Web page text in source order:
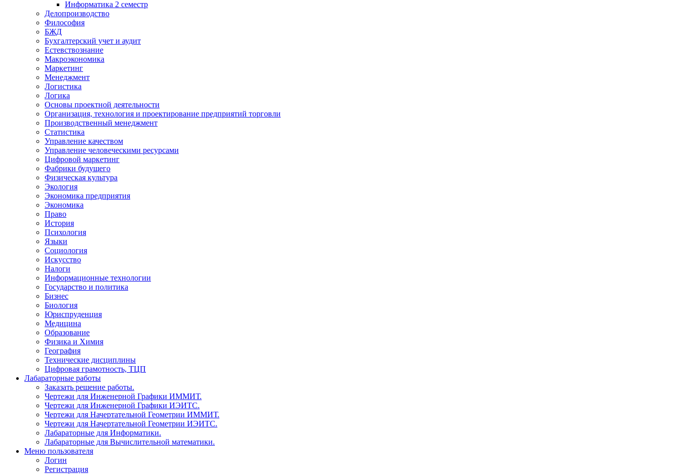
Информатика 2 семестр
Делопроизводство
Философия
БЖД
Бухгалтерский учет и аудит
Естевствознание
Макроэкономика
Маркетинг
Менеджмент
Логистика
Логика
Основы проектной деятельности
Организация, технология и проектирование предприятий торговли
Производственный менеджмент
Статистика
Управление качеством
Управление человеческими ресурсами
Цифровой маркетинг
Фабрики будущего
Физическая культура
Экология
Экономика предприятия
Экономика
Право
История
Психология
Языки
Социология
Искусство
Налоги
Информационные технологии
Государство и политика
Бизнес
Биология
Юриспруденция
Медицина
Образование
Физика и Химия
География
Технические дисциплины
Цифровая грамотность, ТЦП
Лабараторные работы
Заказать решение работы.
Чертежи для Инженерной Графики ИММИТ.
Чертежи для Инженерной Графики ИЭИТС.
Чертежи для Начертательной Геометрии ИММИТ.
Чертежи для Начертательной Геометрии ИЭИТС.
Лабараторные для Информатики.
Лабараторные для Вычислительной математики.
Меню пользователя
Логин
Регистрация